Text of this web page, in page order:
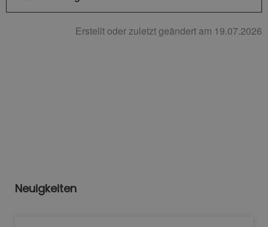
Erstellt oder zuletzt geändert am 19.07.2026
Neuigkeiten